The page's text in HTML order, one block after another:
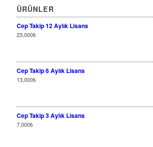
ÜRÜNLER
Cep Takip 12 Aylık Lisans
23,000₺
Cep Takip 6 Aylık Lisans
13,000₺
Cep Takip 3 Aylık Lisans
7,000₺